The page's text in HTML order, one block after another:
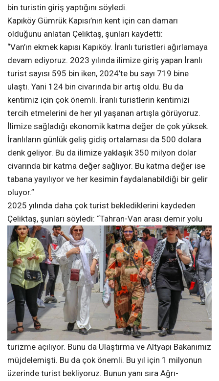
bin turistin giriş yaptığını söyledi.
Kapıköy Gümrük Kapısı’nın kent için can damarı
olduğunu anlatan Çeliktaş, şunları kaydetti:
“Van’ın ekmek kapısı Kapıköy. İranlı turistleri ağırlamaya
devam ediyoruz. 2023 yılında ilimize giriş yapan İranlı
turist sayısı 595 bin iken, 2024’te bu sayı 719 bine
ulaştı. Yani 124 bin civarında bir artış oldu. Bu da
kentimiz için çok önemli. İranlı turistlerin kentimizi
tercih etmelerini de her yıl yaşanan artışla görüyoruz.
İlimize sağladığı ekonomik katma değer de çok yüksek.
İranlıların günlük geliş gidiş ortalaması da 500 dolara
denk geliyor. Bu da ilimize yaklaşık 350 milyon dolar
civarında bir katma değer sağlıyor. Bu katma değer ise
tabana yayılıyor ve her kesimin faydalanabildiği bir gelir
oluyor.”
2025 yılında daha çok turist beklediklerini kaydeden
Çeliktaş, şunları söyledi: “Tahran-Van arası demir yolu
turizme açılıyor. Bunu da Ulaştırma ve Altyapı Bakanımız
müjdelemişti. Bu da çok önemli. Bu yıl için 1 milyonun
üzerinde turist bekliyoruz. Bunun yanı sıra Ağrı-